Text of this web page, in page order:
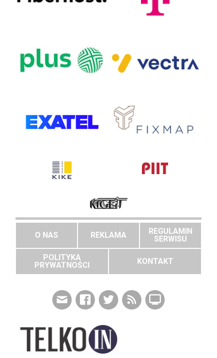
O NAS REKLAMA
REGULAMIN
SERWISU
POLITYKA
PRYWATNOŚCI
KONTAKT